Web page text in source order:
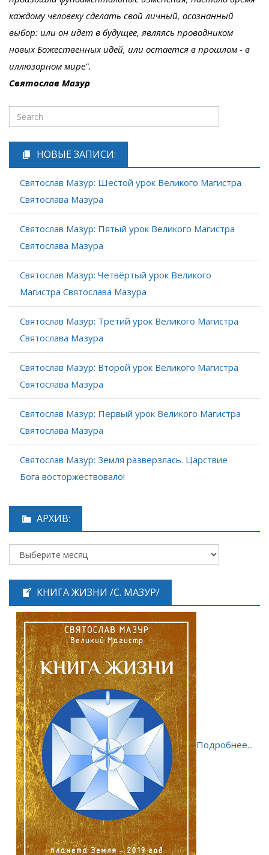
каждому человеку сделать свой личный, осознанный
выбор: или он идет в будущее, являясь проводником
новых Божественных идей, или остается в прошлом - в
иллюзорном мире".
Святослав Мазур
НОВЫЕ ЗАПИСИ:
Святослав Мазур: Шестой урок Великого Магистра
Святослава Мазура
Святослав Мазур: Пятый урок Великого Магистра
Святослава Мазура
Святослав Мазур: Четвёртый урок Великого
Магистра Святослава Мазура
Святослав Мазур: Третий урок Великого Магистра
Святослава Мазура
Святослав Мазур: Второй урок Великого Магистра
Святослава Мазура
Святослав Мазур: Первый урок Великого Магистра
Святослава Мазура
Святослав Мазур: Земля разверзлась. Царствие
Бога восторжествовало!
АРХИВ:
КНИГА ЖИЗНИ /С. МАЗУР/
Подробнее...